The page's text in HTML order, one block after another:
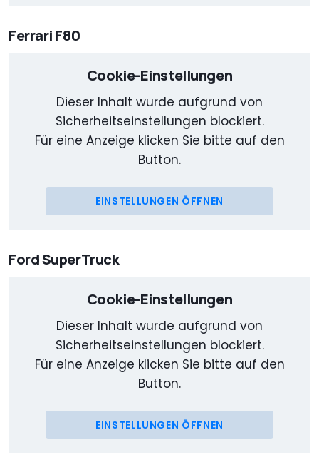
Ferrari F80
Cookie-Einstellungen
Dieser Inhalt wurde aufgrund von
Sicherheitseinstellungen blockiert.
Für eine Anzeige klicken Sie bitte auf den
Button.
EINSTELLUNGEN ÖFFNEN
Ford SuperTruck
Cookie-Einstellungen
Dieser Inhalt wurde aufgrund von
Sicherheitseinstellungen blockiert.
Für eine Anzeige klicken Sie bitte auf den
Button.
EINSTELLUNGEN ÖFFNEN